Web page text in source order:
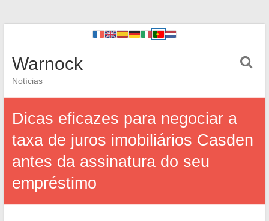
Warnock
Notícias
Dicas eficazes para negociar a
taxa de juros imobiliários Casden
antes da assinatura do seu
empréstimo